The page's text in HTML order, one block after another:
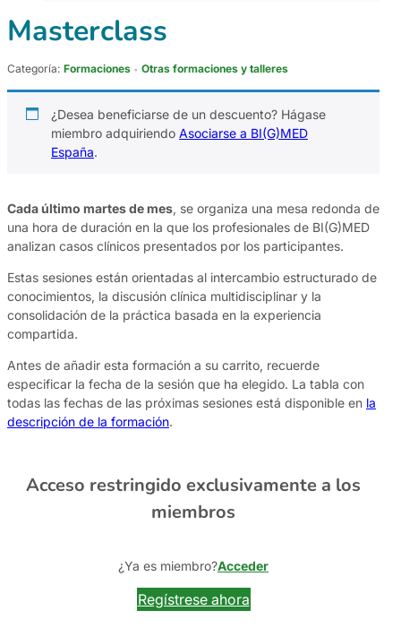
Masterclass
Categoría: Formaciones Otras formaciones y talleres
¿Desea beneficiarse de un descuento? Hágase
miembro adquiriendo Asociarse a BI(G)MED
España.
Cada último martes de mes, se organiza una mesa redonda de
una hora de duración en la que los profesionales de BI(G)MED
analizan casos clínicos presentados por los participantes.
Estas sesiones están orientadas al intercambio estructurado de
conocimientos, la discusión clínica multidisciplinar y la
consolidación de la práctica basada en la experiencia
compartida.
Antes de añadir esta formación a su carrito, recuerde
especificar la fecha de la sesión que ha elegido. La tabla con
todas las fechas de las próximas sesiones está disponible en la
descripción de la formación.
Acceso restringido exclusivamente a los
miembros
¿Ya es miembro?Acceder
Regístrese ahora